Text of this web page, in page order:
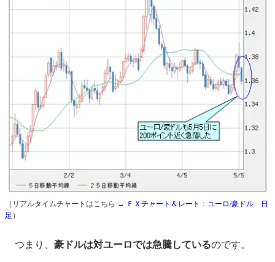
（リアルタイムチャートはこちら → ＦＸチャート＆レート：ユーロ/豪ドル 日
足 ）
つまり、 豪ドルは対ユーロでは急騰しているのです。